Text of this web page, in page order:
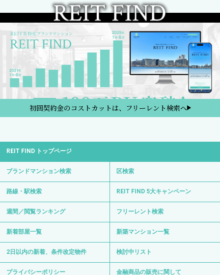
初回契約金のコストカットは、フリーレント検索へ
REIT FIND トップページ
ブランドマンション検索 区検索
路線・駅検索 REIT FIND 5大キャンペーン
週間／閲覧ランキング フリーレント検索
新着部屋一覧 新築マンション一覧
2日以内の新着、条件改定物件 検討中リスト
プライバシーポリシー 金融商品の販売に関して